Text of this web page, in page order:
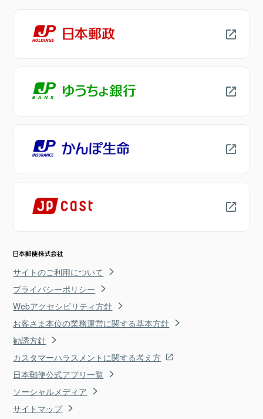
サイトのご利用について
プライバシーポリシー
Webアクセシビリティ方針
お客さま本位の業務運営に関する基本方針
勧誘方針
カスタマーハラスメントに関する考え方
日本郵便公式アプリ一覧
ソーシャルメディア
サイトマップ